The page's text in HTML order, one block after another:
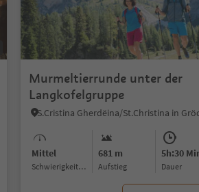
Murmeltierrunde unter der
Langkofelgruppe
Mittel
Schwierigkeitsgrad
681 m
Aufstieg
5h:30
Dauer